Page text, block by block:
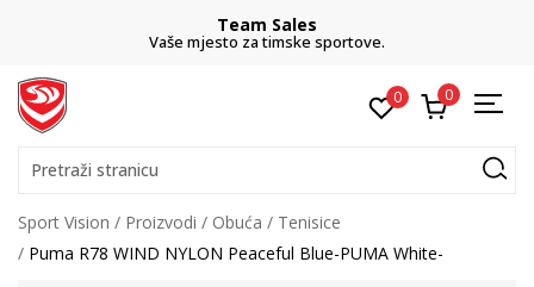
Team Sales
Vaše mjesto za timske sportove.
0 0
Pretraži stranicu
Sport Vision Proizvodi Obuća
Tenisice
Puma R78 WIND NYLON Peaceful Blue-PUMA White-